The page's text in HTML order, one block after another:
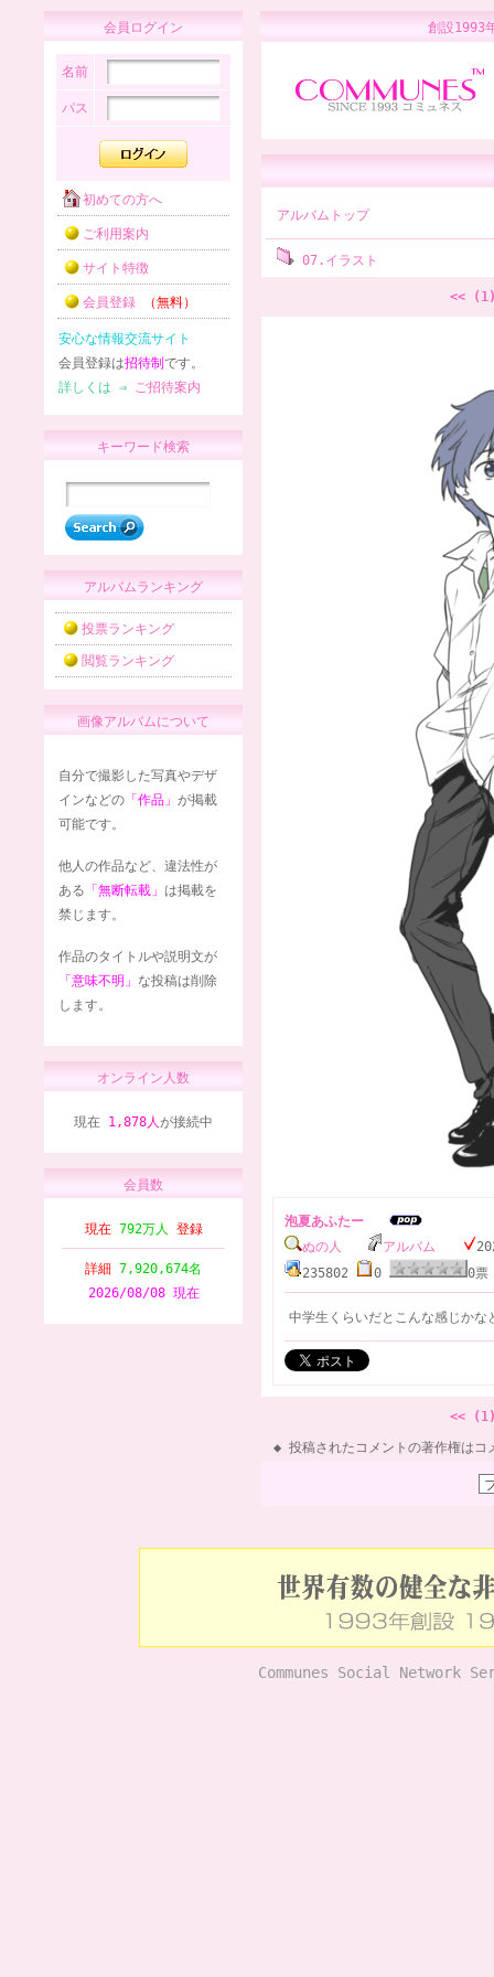
会員ログイン
名前
パス
初めての方へ
ご利用案内
サイト特徴
会員登録 （無料）
安心な情報交流サイト
会員登録は招待制 です。
詳しくは ⇒ ご招待案内
キーワード検索
アルバムランキング
投票ランキング
閲覧ランキング
画像アルバムについて
自分で撮影した写真やデザ
インなどの 「作品」 が掲載
可能です。
他人の作品など、違法性が
ある 「無断転載」 は掲載を
禁じます。
作品のタイトルや説明文が
「意味不明」 な投稿は削除
します。
オンライン人数
現在 1,878人が接続中
会員数
現在 792万人 登録
詳細 7,920,674名
2026/08/08 現在
創設
アルバムトップ
07.イラスト
<<
泡夏あふたー
ぬの人
アルバム
235802
0 0
中学生くらいだとこんな感じかな
<<
投稿されたコメントの著作権はコ
Communes Social Network